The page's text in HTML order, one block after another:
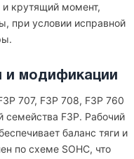
крутящий момент,
при условии исправной
и модификации
707, F3P 708, F3P 760
семейства F3P. Рабочий
баланс тяги и
по схеме SOHC, что